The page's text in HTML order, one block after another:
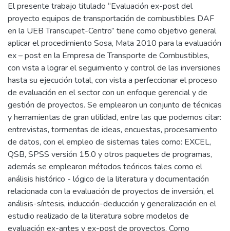
El presente trabajo titulado “Evaluación ex-post del
proyecto equipos de transportación de combustibles DAF
en la UEB Transcupet-Centro” tiene como objetivo general
aplicar el procedimiento Sosa, Mata 2010 para la evaluación
ex – post en la Empresa de Transporte de Combustibles,
con vista a lograr el seguimiento y control de las inversiones
hasta su ejecución total, con vista a perfeccionar el proceso
de evaluación en el sector con un enfoque gerencial y de
gestión de proyectos. Se emplearon un conjunto de técnicas
y herramientas de gran utilidad, entre las que podemos citar:
entrevistas, tormentas de ideas, encuestas, procesamiento
de datos, con el empleo de sistemas tales como: EXCEL,
QSB, SPSS versión 15.0 y otros paquetes de programas,
además se emplearon métodos teóricos tales como el
análisis histórico - lógico de la literatura y documentación
relacionada con la evaluación de proyectos de inversión, el
análisis-síntesis, inducción-deducción y generalización en el
estudio realizado de la literatura sobre modelos de
evaluación ex-antes y ex-post de proyectos. Como